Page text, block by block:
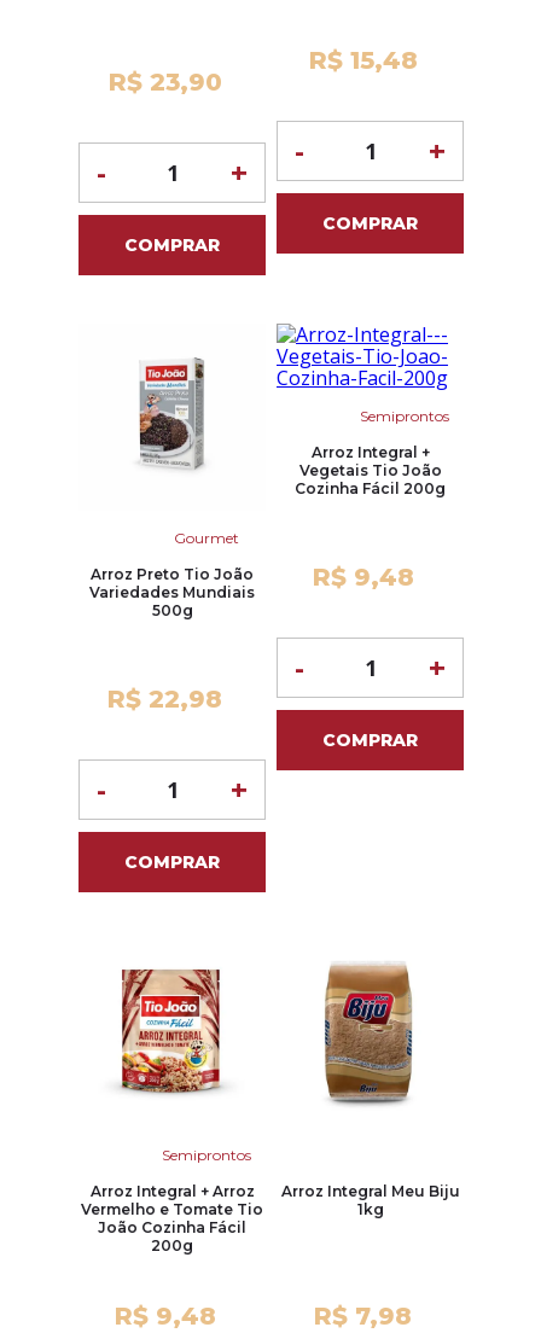
R$ 23,90
+
-
COMPRAR
R$ 15,48
+
-
COMPRAR
Gourmet
Arroz Preto Tio João
Variedades Mundiais
500g
R$ 22,98
+
-
COMPRAR
Semiprontos
Arroz Integral +
Vegetais Tio João
Cozinha Fácil 200g
R$ 9,48
+
-
COMPRAR
Semiprontos
Arroz Integral + Arroz
Vermelho e Tomate Tio
João Cozinha Fácil
200g
R$ 9,48
Arroz Integral Meu Biju
1kg
R$ 7,98